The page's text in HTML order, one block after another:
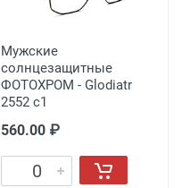
Мужские
солнцезащитные
ФОТОХРОМ - Glodiatr
2552 c1
560.00 ₽